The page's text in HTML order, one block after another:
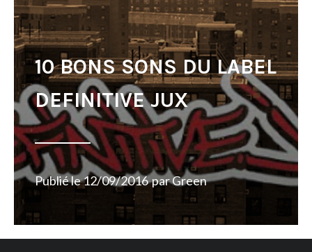
10 BONS SONS DU LABEL
DEFINITIVE JUX
Publié le12/09/2016 parGreen